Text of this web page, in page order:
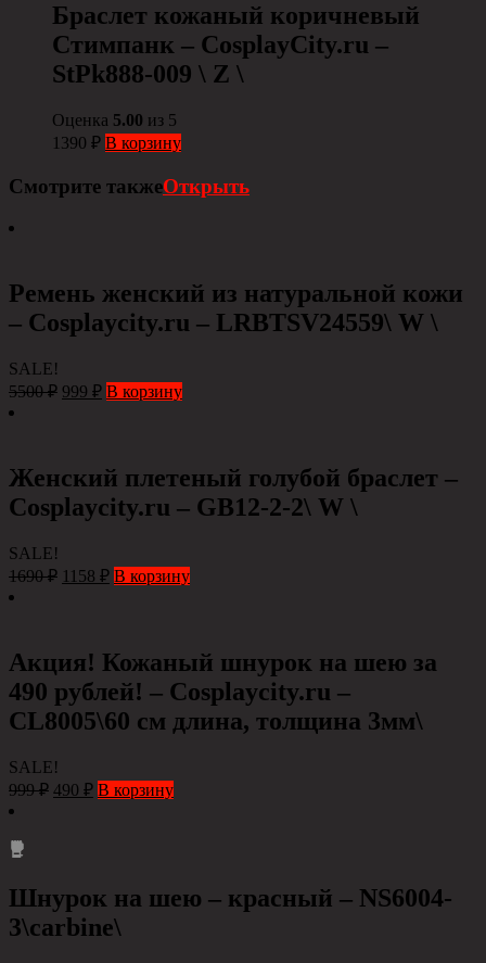
Браслет кожаный коричневый
Стимпанк – СosplayCity.ru –
StPk888-009 \ Z \
Оценка 5.00 из 5
1390 ₽ В корзину
Смотрите такжеОткрыть
Ремень женский из натуральной кожи
– Сosplaycity.ru – LRBTSV24559\ W \
SALE!
5500₽ 999 ₽ В корзину
Женский плетеный голубой браслет –
Cosplaycity.ru – GB12-2-2\ W \
SALE!
1690₽ 1158 ₽ В корзину
Акция! Кожаный шнурок на шею за
490 рублей! – Cosplaycity.ru –
CL8005\60 см длина, толщина 3мм\
SALE!
999₽ 490 ₽ В корзину
Шнурок на шею – красный – NS6004-
3\carbine\